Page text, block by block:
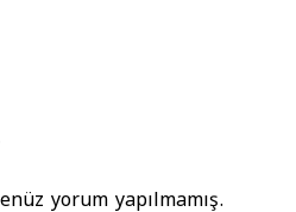
yorum yapılmamış.